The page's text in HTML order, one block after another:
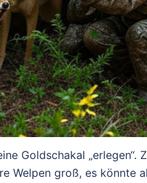
Goldschakal „erlegen“.
Welpen groß, es könnte